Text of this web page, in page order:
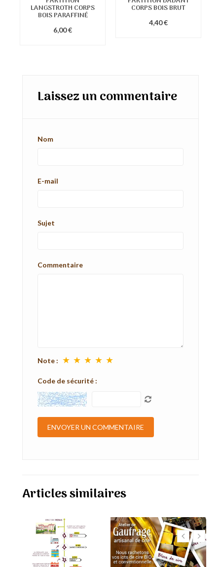
LANGSTROTH CORPS
BOIS PARAFFINÉ
6,00 €
CORPS BOIS BRUT
4,40 €
Laissez un commentaire
Nom
E-mail
Sujet
Commentaire
Note : ★ ★ ★ ★ ★
Code de sécurité :
Articles similaires